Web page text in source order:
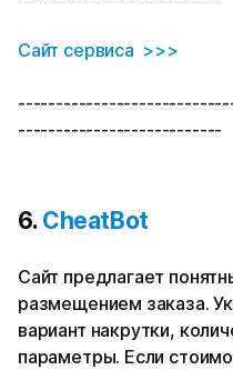
Сайт сервиса >>>
---------------------------
6. CheatBot
Сайт предлагает
размещением заказа.
вариант накрутки,
параметры. Если